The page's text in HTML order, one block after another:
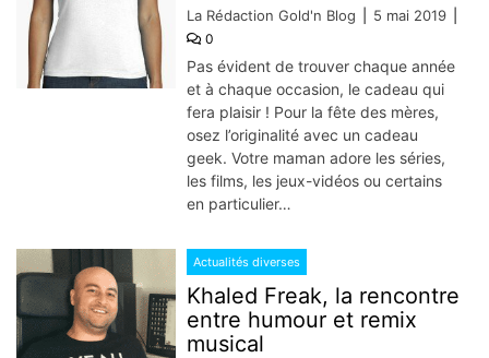
La Rédaction Gold'n Blog 5 mai 2019
0
Pas évident de trouver chaque année
et à chaque occasion, le cadeau qui
fera plaisir ! Pour la fête des mères,
osez l’originalité avec un cadeau
geek. Votre maman adore les séries,
les films, les jeux-vidéos ou certains
en particulier…
Actualités diverses
Khaled Freak, la rencontre
entre humour et remix
musical